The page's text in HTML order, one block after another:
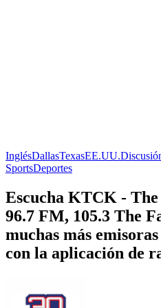
InglésDallasTexasEE.UU.
SportsDeportes
Escucha KTCK -
96.7 FM, 105.3 The
muchas más
con la aplicación de